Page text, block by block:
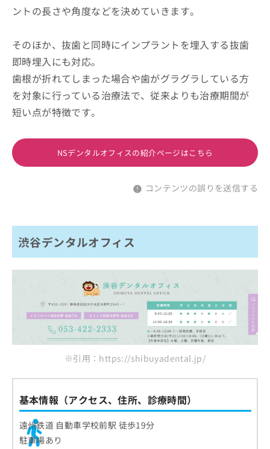
ントの長さや角度などを決めていきます。
そのほか、抜歯と同時にインプラントを埋入する抜歯
即時埋入にも対応。
歯根が折れてしまった場合や歯がグラグラしている方
を対象に行っている治療法で、従来よりも治療期間が
短い点が特徴です。
NSデンタルオフィスの紹介ページはこちら
コンテンツの誤りを送信する
渋谷デンタルオフィス
※引用：https://shibuyadental.jp/
基本情報（アクセス、住所、診療時間）
遠州鉄道 自動車学校前駅 徒歩19分
駐車場あり